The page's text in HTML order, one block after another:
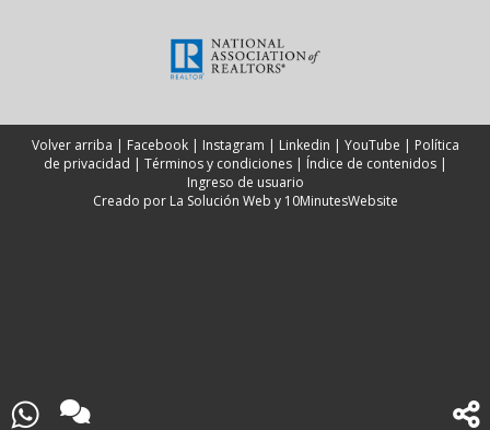
Volver arriba | Facebook| Instagram | Linkedin | YouTube | Política
de privacidad | Términos y condiciones| Índice de contenidos|
Ingreso de usuario
Creado por La Solución Web y 10MinutesWebsite